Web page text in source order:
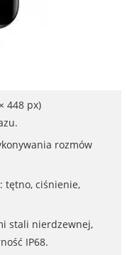
448 px)
rozmów
tętno, ciśnienie,
stali nierdzewnej,
IP68.